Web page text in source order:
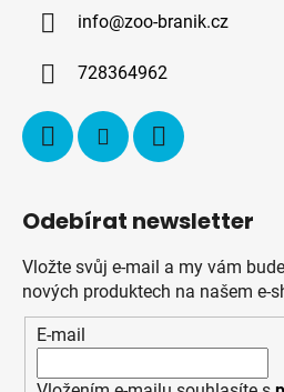
info@zoo-branik.cz
728364962
Odebírat newsletter
Vložte svůj e-mail a my vám
nových produktech na našem e-
E-mail